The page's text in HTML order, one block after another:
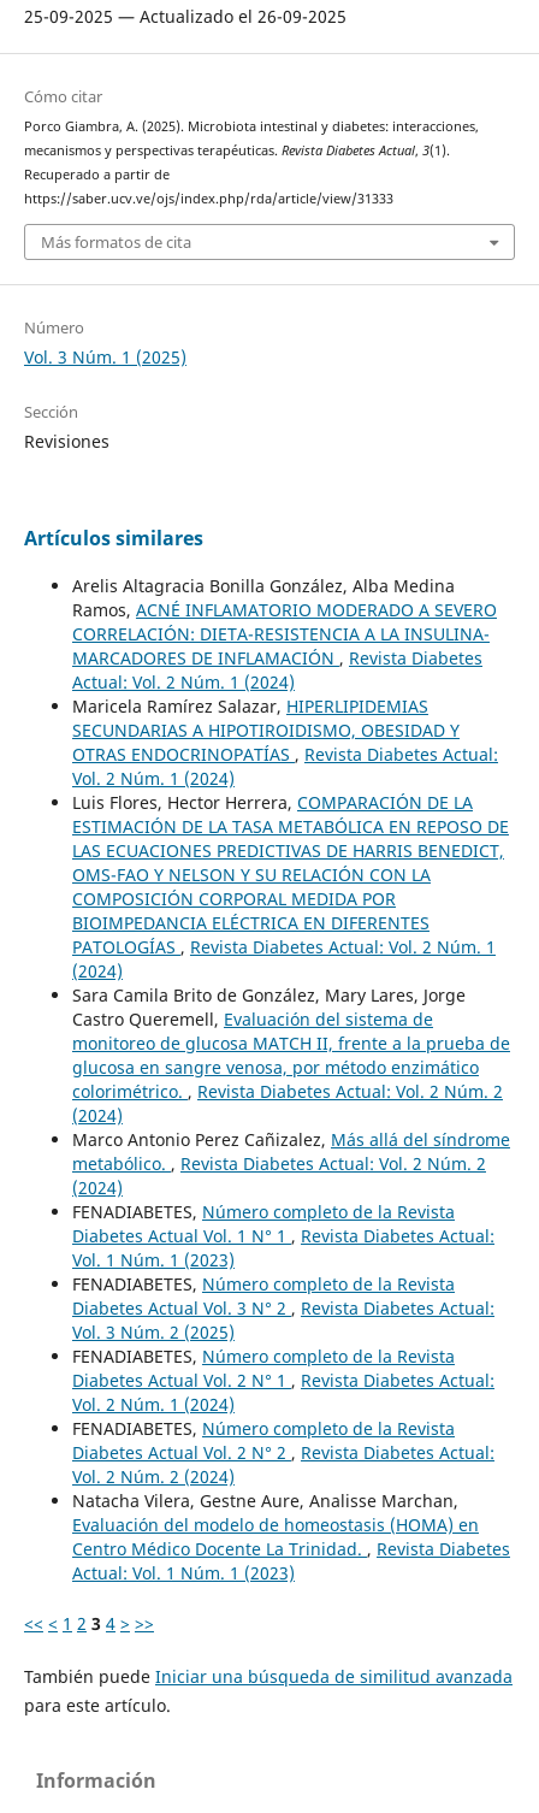
25-09-2025 — Actualizado el 26-09-2025
Cómo citar
Porco Giambra, A. (2025). Microbiota intestinal y diabetes: interacciones,
mecanismos y perspectivas terapéuticas. Revista Diabetes Actual, 3(1).
Recuperado a partir de
https://saber.ucv.ve/ojs/index.php/rda/article/view/31333
Más formatos de cita
Número
Vol. 3 Núm. 1 (2025)
Sección
Revisiones
Artículos similares
Arelis Altagracia Bonilla González, Alba Medina
Ramos, ACNÉ INFLAMATORIO MODERADO A SEVERO
CORRELACIÓN: DIETA-RESISTENCIA A LA INSULINA-
MARCADORES DE INFLAMACIÓN , Revista Diabetes
Actual: Vol. 2 Núm. 1 (2024)
Maricela Ramírez Salazar, HIPERLIPIDEMIAS
SECUNDARIAS A HIPOTIROIDISMO, OBESIDAD Y
OTRAS ENDOCRINOPATÍAS , Revista Diabetes Actual:
Vol. 2 Núm. 1 (2024)
Luis Flores, Hector Herrera, COMPARACIÓN DE LA
ESTIMACIÓN DE LA TASA METABÓLICA EN REPOSO DE
LAS ECUACIONES PREDICTIVAS DE HARRIS BENEDICT,
OMS-FAO Y NELSON Y SU RELACIÓN CON LA
COMPOSICIÓN CORPORAL MEDIDA POR
BIOIMPEDANCIA ELÉCTRICA EN DIFERENTES
PATOLOGÍAS , Revista Diabetes Actual: Vol. 2 Núm. 1
(2024)
Sara Camila Brito de González, Mary Lares, Jorge
Castro Queremell, Evaluación del sistema de
monitoreo de glucosa MATCH II, frente a la prueba de
glucosa en sangre venosa, por método enzimático
colorimétrico. , Revista Diabetes Actual: Vol. 2 Núm. 2
(2024)
Marco Antonio Perez Cañizalez, Más allá del síndrome
metabólico. , Revista Diabetes Actual: Vol. 2 Núm. 2
(2024)
FENADIABETES, Número completo de la Revista
Diabetes Actual Vol. 1 N° 1 , Revista Diabetes Actual:
Vol. 1 Núm. 1 (2023)
FENADIABETES, Número completo de la Revista
Diabetes Actual Vol. 3 N° 2 , Revista Diabetes Actual:
Vol. 3 Núm. 2 (2025)
FENADIABETES, Número completo de la Revista
Diabetes Actual Vol. 2 N° 1 , Revista Diabetes Actual:
Vol. 2 Núm. 1 (2024)
FENADIABETES, Número completo de la Revista
Diabetes Actual Vol. 2 N° 2 , Revista Diabetes Actual:
Vol. 2 Núm. 2 (2024)
Natacha Vilera, Gestne Aure, Analisse Marchan,
Evaluación del modelo de homeostasis (HOMA) en
Centro Médico Docente La Trinidad. , Revista Diabetes
Actual: Vol. 1 Núm. 1 (2023)
<< < 1 2 3 4 > >>
También puede Iniciar una búsqueda de similitud avanzada
para este artículo.
Información